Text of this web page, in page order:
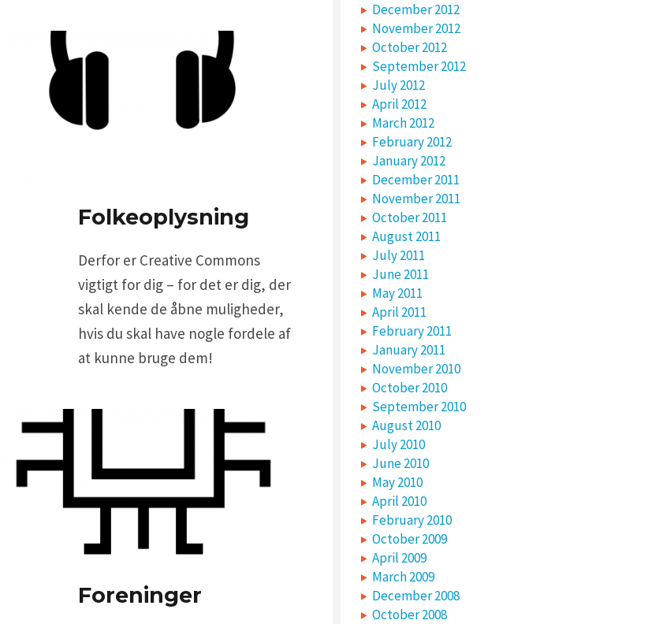
Folkeoplysning
Derfor er Creative Commons
vigtigt for dig – for det er dig, der
skal kende de åbne muligheder,
hvis du skal have nogle fordele af
at kunne bruge dem!
Foreninger
December 2012
November 2012
October 2012
September 2012
July 2012
April 2012
March 2012
February 2012
January 2012
December 2011
November 2011
October 2011
August 2011
July 2011
June 2011
May 2011
April 2011
February 2011
January 2011
November 2010
October 2010
September 2010
August 2010
July 2010
June 2010
May 2010
April 2010
February 2010
October 2009
April 2009
March 2009
December 2008
October 2008